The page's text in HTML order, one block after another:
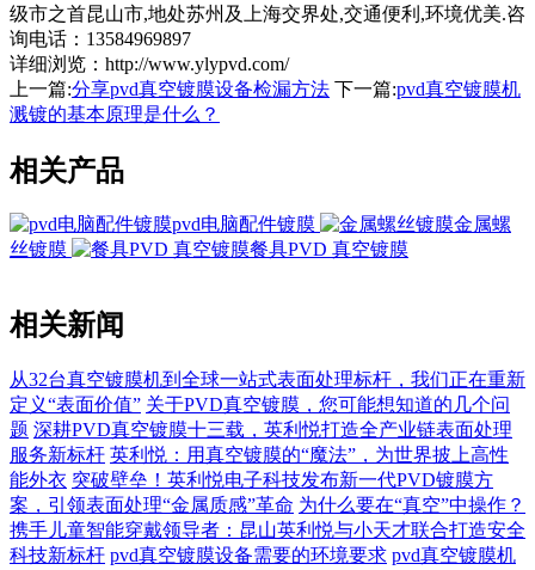
级市之首昆山市,地处苏州及上海交界处,交通便利,环境优美.咨
询电话：13584969897
详细浏览：http://www.ylypvd.com/
上一篇:分享pvd真空镀膜设备检漏方法 下一篇:pvd真空镀膜机
溅镀的基本原理是什么？
相关产品
pvd电脑配件镀膜
金属螺
丝镀膜
餐具PVD 真空镀膜
相关新闻
从32台真空镀膜机到全球一站式表面处理标杆，我们正在重新
定义“表面价值” 关于PVD真空镀膜，您可能想知道的几个问
题 深耕PVD真空镀膜十三载，英利悦打造全产业链表面处理
服务新标杆 英利悦：用真空镀膜的“魔法”，为世界披上高性
能外衣 突破壁垒！英利悦电子科技发布新一代PVD镀膜方
案，引领表面处理“金属质感”革命 为什么要在“真空”中操作？
携手儿童智能穿戴领导者：昆山英利悦与小天才联合打造安全
科技新标杆 pvd真空镀膜设备需要的环境要求 pvd真空镀膜机